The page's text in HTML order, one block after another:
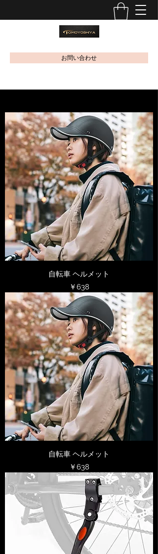
お問い合わせ
自転車 ヘルメット
価格
￥638
自転車 ヘルメット
価格
￥638